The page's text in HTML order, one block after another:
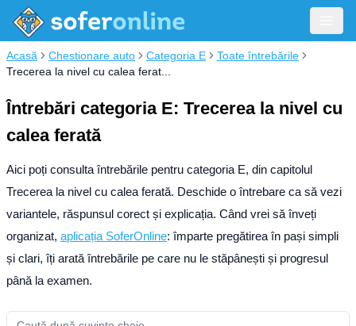
Acasă Chestionare auto Categoria E
Toate întrebările
Trecerea la nivel cu calea ferat...
Întrebări categoria E: Trecerea la nivel cu
calea ferată
Aici poți consulta întrebările pentru categoria E, din capitolul
Trecerea la nivel cu calea ferată. Deschide o întrebare ca să vezi
variantele, răspunsul corect și explicația. Când vrei să înveți
organizat, aplicația SoferOnline: împarte pregătirea în pași simpli
și clari, îți arată întrebările pe care nu le stăpânești și progresul
până la examen.